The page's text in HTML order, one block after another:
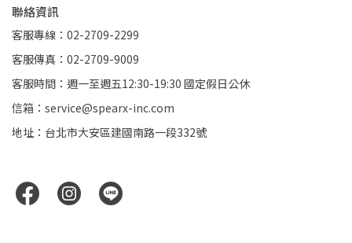
聯絡資訊
客服專線：02-2709-2299
客服傳真：02-2709-9009
客服時間：週一至週五12:30-19:30 國定假日公休
信箱：service@spearx-inc.com
地址：台北市大安區建國南路一段332號